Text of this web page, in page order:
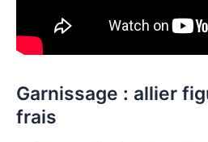
Garnissage : allier
frais